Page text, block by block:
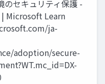
のセキュリティ保護 -
Microsoft Learn
ja-
adoption/secure-